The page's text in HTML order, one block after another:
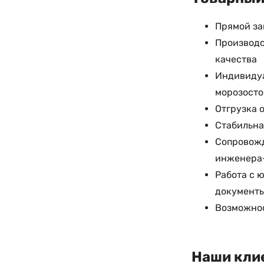
Прямой
качества
Отгрузка
Работа с
Наши